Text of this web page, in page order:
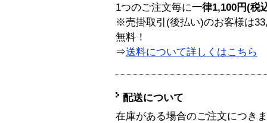
1つのご注文毎に一律1,100円(税
※売掛取引(後払い)のお客様は
無料！
⇒送料について詳しくはこちら
配送について
在庫がある場合のご注文につき